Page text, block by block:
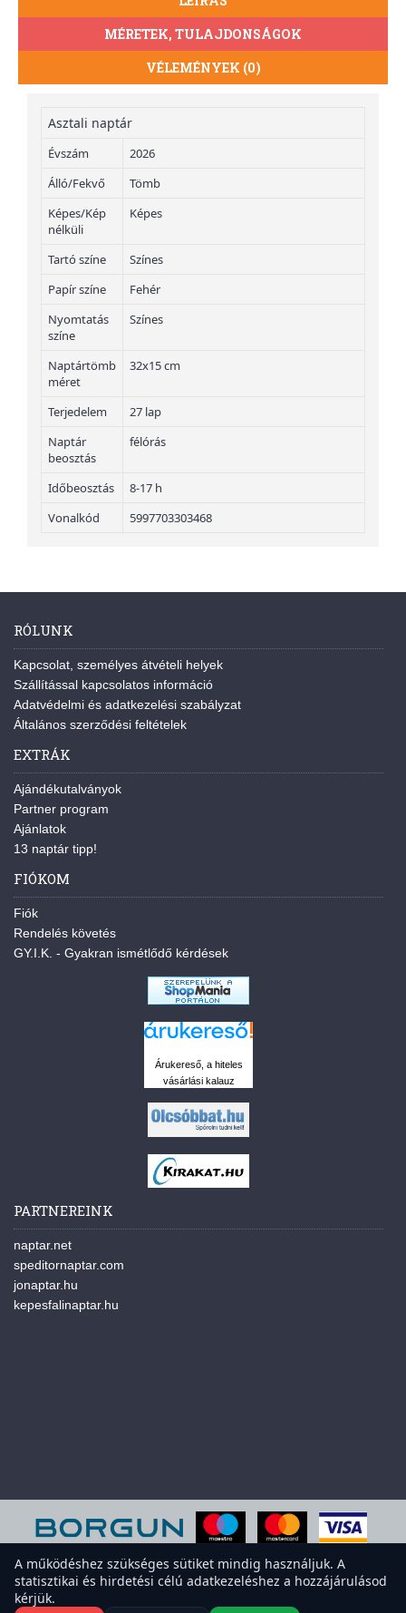
MÉRETEK, TULAJDONSÁGOK
VÉLEMÉNYEK (0)
Asztali naptár
Évszám
2026
Álló/Fekvő
Tömb
Képes/Kép
nélküli
Képes
Tartó színe
Színes
Papír színe
Fehér
Nyomtatás
színe
Színes
Naptártömb
méret
32x15 cm
Terjedelem
27 lap
Naptár
beosztás
félórás
Időbeosztás
8-17 h
Vonalkód
5997703303468
RÓLUNK
Kapcsolat, személyes átvételi helyek
Szállítással kapcsolatos információ
Adatvédelmi és adatkezelési szabályzat
Általános szerződési feltételek
EXTRÁK
Ajándékutalványok
Partner program
Ajánlatok
13 naptár tipp!
FIÓKOM
Fiók
Rendelés követés
GY.I.K. - Gyakran ismétlődő kérdések
Árukereső, a hiteles
vásárlási kalauz
PARTNEREINK
naptar.net
speditornaptar.com
jonaptar.hu
kepesfalinaptar.hu
A működéshez szükséges sütiket mindig használjuk. A
statisztikai és hirdetési célú adatkezeléshez a hozzájárulásod
kérjük.A weboldal sütiket használ a felhasználói élmény javítása érdekében.
Elfogadod a sütiket?